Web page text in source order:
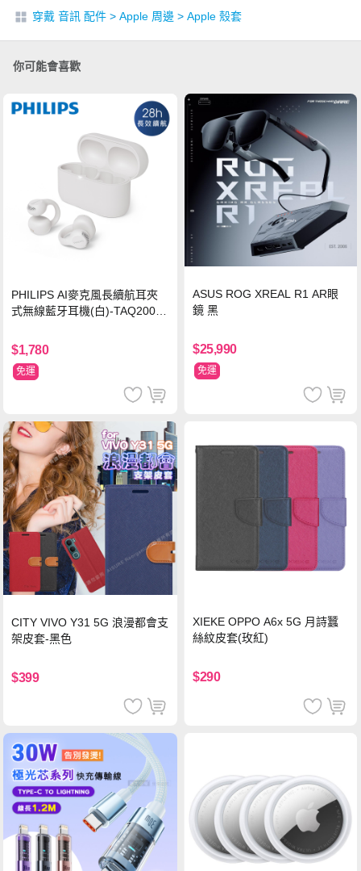
穿戴 音訊 配件 > Apple 周邊 > Apple 殼套
你可能會喜歡
PHILIPS AI麥克風長續航耳夾
式無線藍牙耳機(白)-TAQ2000
$1,780
免運
ASUS ROG XREAL R1 AR眼
鏡 黑
$25,990
免運
CITY VIVO Y31 5G 浪漫都會支
架皮套-黑色
$399
XIEKE OPPO A6x 5G 月詩蠶
絲紋皮套(玫紅)
$290